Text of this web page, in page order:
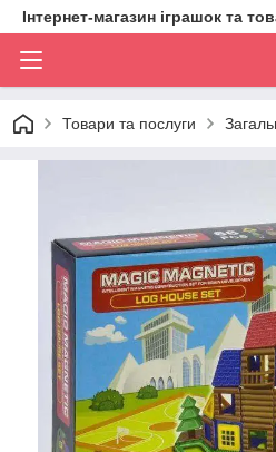
Інтернет-магазин іграшок та
Товари та послуги